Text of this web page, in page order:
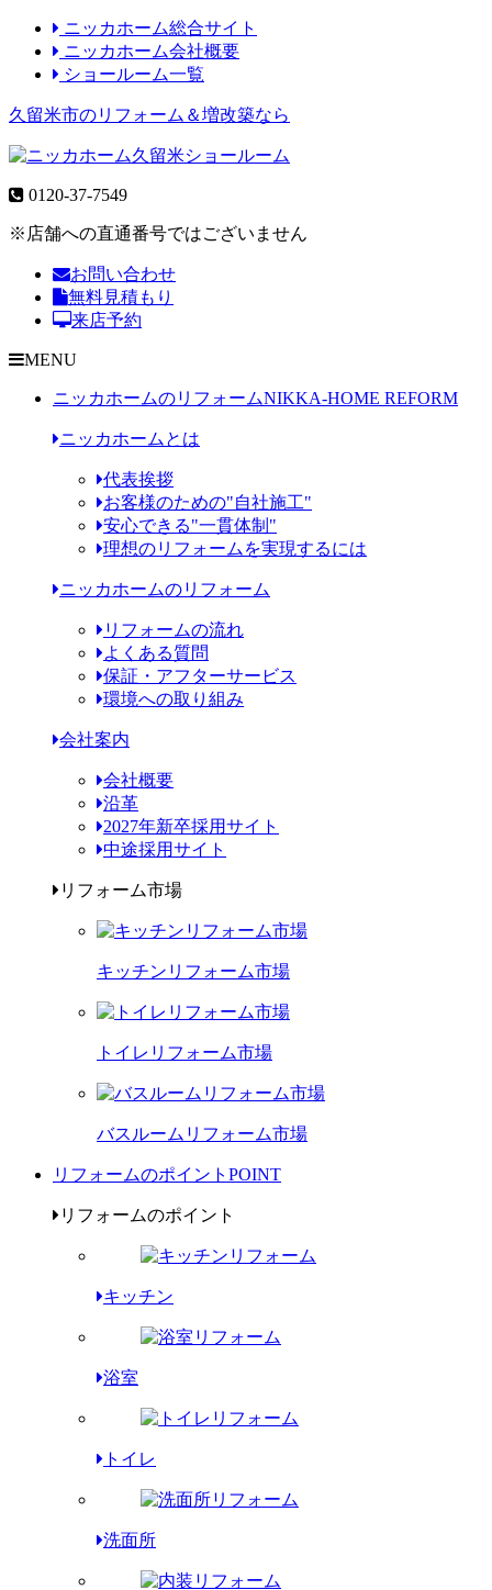
ニッカホーム総合サイト
ニッカホーム会社概要
ショールーム一覧
久留米市のリフォーム＆増改築なら
0120-37-7549
※店舗への直通番号ではございません
お問い合わせ
無料見積もり
来店予約
MENU
ニッカホームのリフォームNIKKA-HOME REFORM
ニッカホームとは
代表挨拶
お客様のための"自社施工"
安心できる"一貫体制"
理想のリフォームを実現するには
ニッカホームのリフォーム
リフォームの流れ
よくある質問
保証・アフターサービス
環境への取り組み
会社案内
会社概要
沿革
2027年新卒採用サイト
中途採用サイト
リフォーム市場
キッチンリフォーム市場
トイレリフォーム市場
バスルームリフォーム市場
リフォームのポイント POINT
リフォームのポイント
キッチン
浴室
トイレ
洗面所